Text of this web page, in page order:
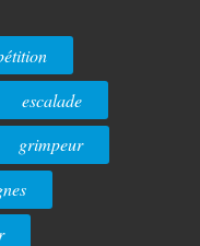
escalade
grimpeur